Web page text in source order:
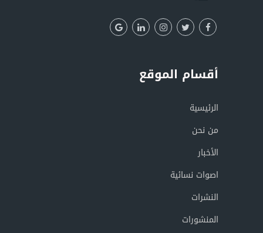
أقسام الموقع
الرئيسية
من نحن
الأخبار
اصوات نسائية
النشرات
المنشورات